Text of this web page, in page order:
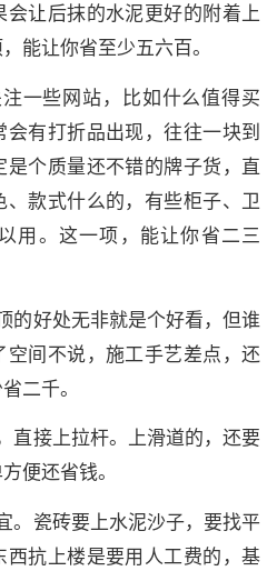
让后抹的水泥更好的附着上
能让你省至少五六百。
一些网站，比如什么值得买
有打折品出现，往往一块到
是个质量还不错的牌子货，直
款式什么的，有些柜子、卫
用。这一项，能让你省二三
的好处无非就是个好看，但谁
空间不说，施工手艺差点，还
二千。
直接上拉杆。上滑道的，还要
便还省钱。
。瓷砖要上水泥沙子，要找平
抗上楼是要用人工费的，基